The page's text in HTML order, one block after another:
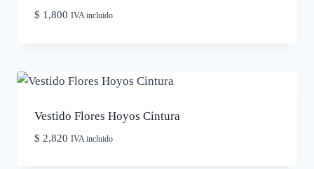
$ 1,800 IVA incluido
Vestido Flores Hoyos Cintura
$ 2,820 IVA incluido